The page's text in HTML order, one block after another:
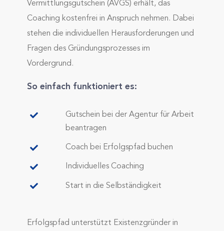
Vermittlungsgutschein (AVGS) erhält, das
Coaching kostenfrei in Anspruch nehmen. Dabei
stehen die individuellen Herausforderungen und
Fragen des Gründungsprozesses im
Vordergrund.
So einfach funktioniert es:
Gutschein bei der Agentur für Arbeit
beantragen
Coach bei Erfolgspfad buchen
Individuelles Coaching
Start in die Selbständigkeit
Erfolgspfad unterstützt Existenzgründer in